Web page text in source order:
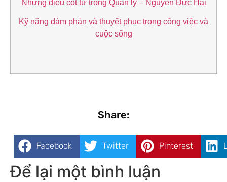
Những điều cốt tử trong Quản lý – Nguyễn Đức Hải
Kỹ năng đàm phán và thuyết phục trong công việc và
cuộc sống
Share:
Facebook Twitter Pinterest
Để lại một bình luận